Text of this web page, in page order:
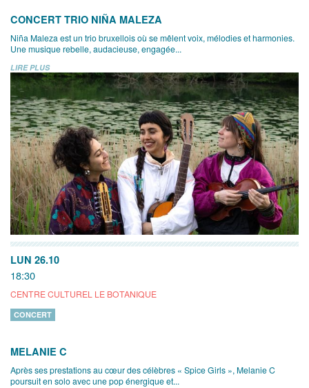
CONCERT TRIO NIÑA MALEZA
Niña Maleza est un trio bruxellois où se mêlent voix, mélodies et harmonies.
Une musique rebelle, audacieuse, engagée...
LIRE PLUS
LUN 26.10
18:30
CENTRE CULTUREL LE BOTANIQUE
CONCERT
MELANIE C
Après ses prestations au cœur des célèbres « Spice Girls », Melanie C
poursuit en solo avec une pop énergique et...